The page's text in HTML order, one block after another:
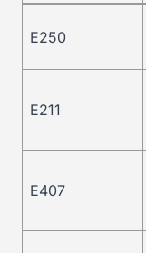
E250
E211
E407